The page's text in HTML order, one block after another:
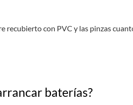
recubierto con PVC y las pinzas
baterías?